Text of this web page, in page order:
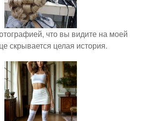
что вы видите на моей
скрывается целая история.